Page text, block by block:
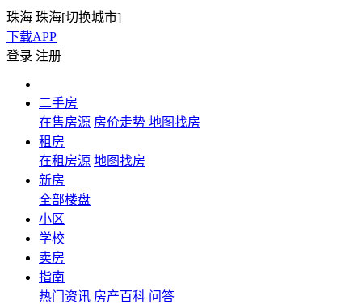
珠海 珠海[切换城市]
下载APP
登录 注册
二手房
在售房源 房价走势 地图找房
租房
在租房源 地图找房
新房
全部楼盘
小区
学校
卖房
指南
热门资讯 房产百科 问答